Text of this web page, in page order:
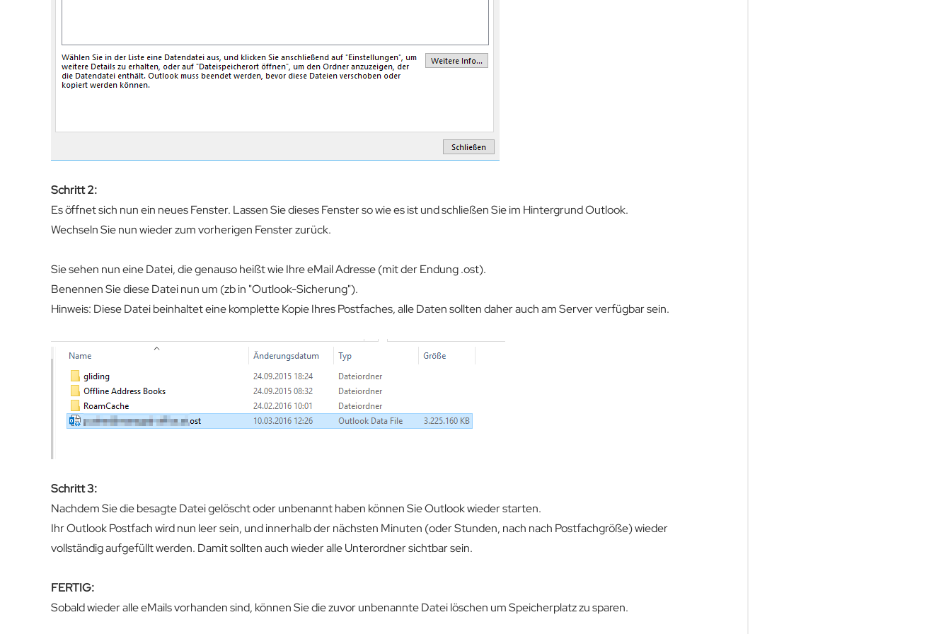
Schritt 2:
Es öffnet sich nun ein neues Fenster. Lassen Sie dieses Fenster so wie es ist und schließen Sie im Hintergrund Outlook.
Wechseln Sie nun wieder zum vorherigen Fenster zurück.
Sie sehen nun eine Datei, die genauso heißt wie Ihre eMail Adresse (mit der Endung .ost).
Benennen Sie diese Datei nun um (zb in "Outlook-Sicherung").
Hinweis: Diese Datei beinhaltet eine komplette Kopie Ihres Postfaches, alle Daten sollten daher auch am Server verfügbar sein.
Schritt 3:
Nachdem Sie die besagte Datei gelöscht oder unbenannt haben können Sie Outlook wieder starten.
Ihr Outlook Postfach wird nun leer sein, und innerhalb der nächsten Minuten (oder Stunden, nach nach Postfachgröße) wieder
vollständig aufgefüllt werden. Damit sollten auch wieder alle Unterordner sichtbar sein.
FERTIG:
Sobald wieder alle eMails vorhanden sind, können Sie die zuvor unbenannte Datei löschen um Speicherplatz zu sparen.